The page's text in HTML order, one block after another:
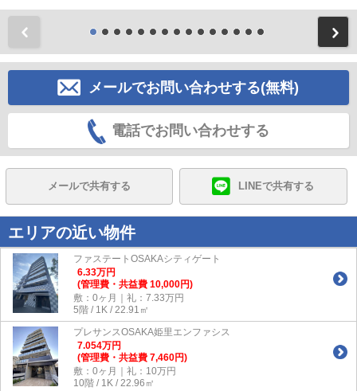
メールでお問い合わせする(無料)
電話でお問い合わせする
メールで共有する LINEで共有する
エリアの近い物件
ファステートOSAKAシティゲート
6.33万円
(管理費・共益費 10,000円)
敷：0ヶ月｜礼：7.33万円
5階 / 1K / 22.91㎡
プレサンスOSAKA姫里エンファシス
7.054万円
(管理費・共益費 7,460円)
敷：0ヶ月｜礼：10万円
10階 / 1K / 22.96㎡